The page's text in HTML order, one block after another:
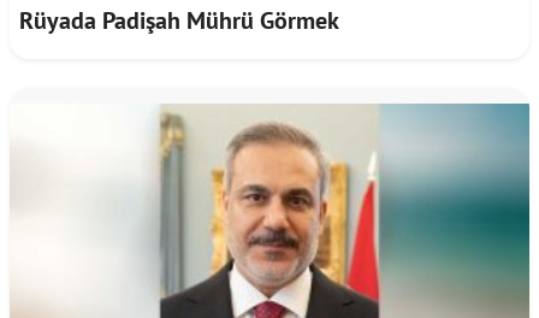
Rüyada Padişah Mührü Görmek